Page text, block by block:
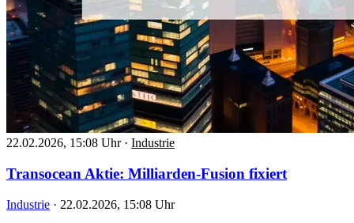
22.02.2026, 15:08 Uhr · Industrie
Transocean Aktie: Milliarden-Fusion fixiert
Industrie · 22.02.2026, 15:08 Uhr